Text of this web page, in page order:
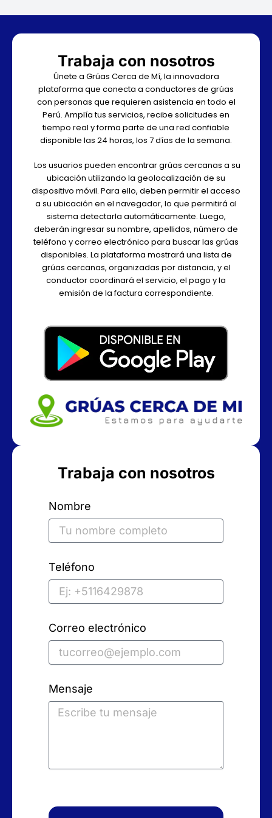
Trabaja con nosotros
Únete a Grúas Cerca de Mí, la innovadora
plataforma que conecta a conductores de grúas
con personas que requieren asistencia en todo el
Perú. Amplía tus servicios, recibe solicitudes en
tiempo real y forma parte de una red confiable
disponible las 24 horas, los 7 días de la semana.
Los usuarios pueden encontrar grúas cercanas a su
ubicación utilizando la geolocalización de su
dispositivo móvil. Para ello, deben permitir el acceso
a su ubicación en el navegador, lo que permitirá al
sistema detectarla automáticamente. Luego,
deberán ingresar su nombre, apellidos, número de
teléfono y correo electrónico para buscar las grúas
disponibles. La plataforma mostrará una lista de
grúas cercanas, organizadas por distancia, y el
conductor coordinará el servicio, el pago y la
emisión de la factura correspondiente.
Trabaja con nosotros
Nombre
Teléfono
Correo electrónico
Mensaje